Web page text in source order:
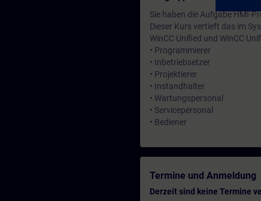
Sie haben die Aufgabe HMI-
Dieser Kurs vertieft das im
WinCC Unified und WinCC
• Programmierer
• Inbetriebsetzer
• Projektierer
• Instandhalter
• Wartungspersonal
• Servicepersonal
• Bediener
Termine und Anmeldung
Derzeit sind keine Termine